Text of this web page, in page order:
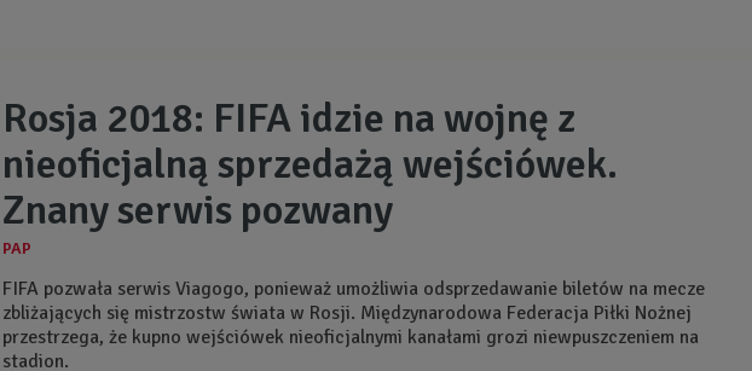
Rosja 2018: FIFA idzie na wojnę z
nieoficjalną sprzedażą wejściówek.
Znany serwis pozwany
FIFA pozwała serwis Viagogo, ponieważ umożliwia odsprzedawanie biletów na mecze
zbliżających się mistrzostw świata w Rosji. Międzynarodowa Federacja Piłki Nożnej
przestrzega, że kupno wejściówek nieoficjalnymi kanałami grozi niewpuszczeniem na
stadion.